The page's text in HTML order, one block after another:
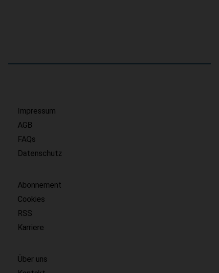
Impressum
AGB
FAQs
Datenschutz
Abonnement
Cookies
RSS
Karriere
Über uns